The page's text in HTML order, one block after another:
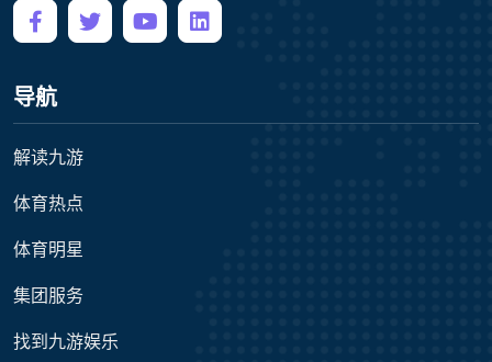
导航
解读九游
体育热点
体育明星
集团服务
找到九游娱乐